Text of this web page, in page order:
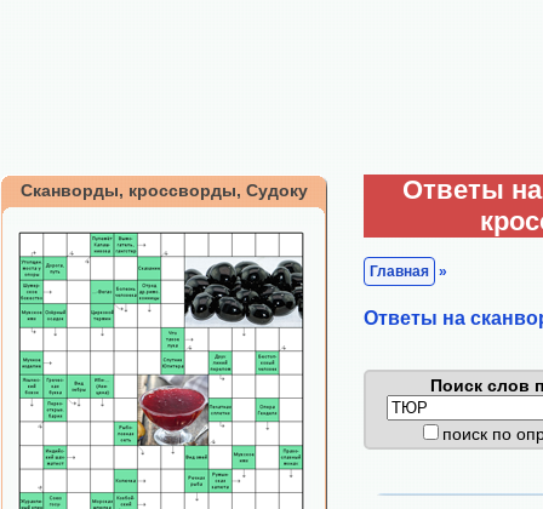
Сканворды, кроссворды, Судоку
Ответы
Главная »
Ответы на
Поиск слов
поиск по